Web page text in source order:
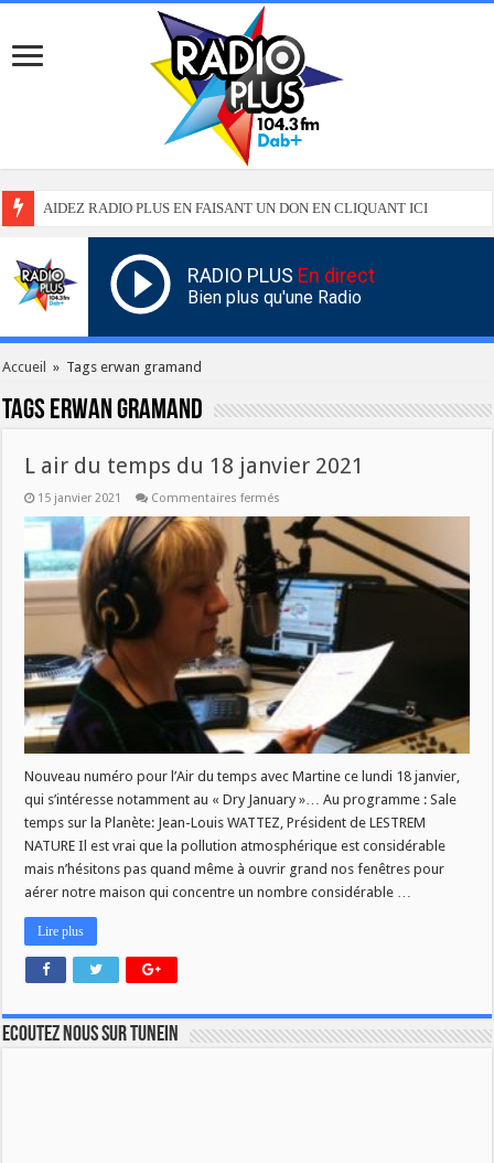
AIDEZ RADIO PLUS EN FAISANT UN DON EN CLIQUANT ICI
RADIO PLUS En direct
Bien plus qu'une Radio
Accueil » Tags erwan gramand
Tags erwan gramand
L air du temps du 18 janvier 2021
15 janvier 2021 Commentaires fermés
air
du
temps
du
18
janvier
2021
Nouveau numéro pour l’Air du temps avec Martine ce lundi 18 janvier,
qui s’intéresse notamment au « Dry January »… Au programme : Sale
temps sur la Planète: Jean-Louis WATTEZ, Président de LESTREM
NATURE Il est vrai que la pollution atmosphérique est considérable
mais n’hésitons pas quand même à ouvrir grand nos fenêtres pour
aérer notre maison qui concentre un nombre considérable …
Lire plus
Ecoutez nous sur TuneIn